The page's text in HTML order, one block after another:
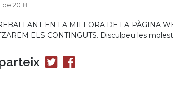
2018
EN LA MILLORA DE LA PÀGINA
ELS CONTINGUTS. Disculpeu les
Compartir
en
Compartir
en